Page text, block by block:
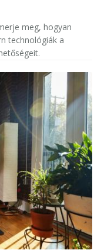
meg, hogyan
technológiák a